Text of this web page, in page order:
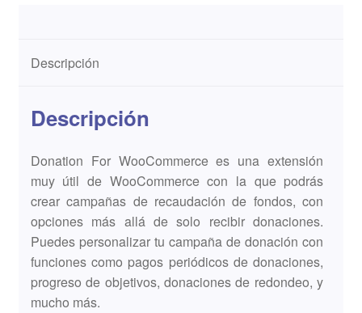
Descripción
Descripción
Donation For WooCommerce es una extensión
muy útil de WooCommerce con la que podrás
crear campañas de recaudación de fondos, con
opciones más allá de solo recibir donaciones.
Puedes personalizar tu campaña de donación con
funciones como pagos periódicos de donaciones,
progreso de objetivos, donaciones de redondeo, y
mucho más.